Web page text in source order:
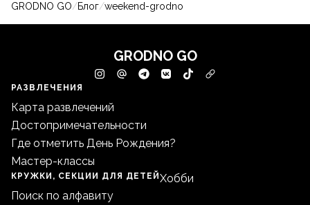
GRODNO GO/Блог/weekend-grodno
GRODNO GO
РАЗВЛЕЧЕНИЯ
Карта развлечений
Достопримечательности
Где отметить День Рождения?
Мастер-классы
КРУЖКИ, СЕКЦИИ ДЛЯ ДЕТЕЙ
Поиск по алфавиту
Хобби